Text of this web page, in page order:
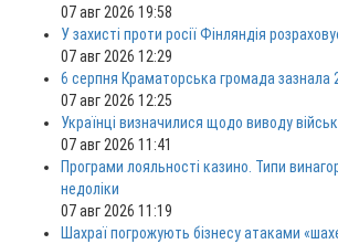
07 авг 2026 19:58
У захисті проти росії Фінляндія
07 авг 2026 12:29
6 серпня Краматорська громада зазнала
07 авг 2026 12:25
Українці визначилися щодо виводу
07 авг 2026 11:41
Програми лояльності казино. Типи
недоліки
07 авг 2026 11:19
Шахраї погрожують бізнесу атаками